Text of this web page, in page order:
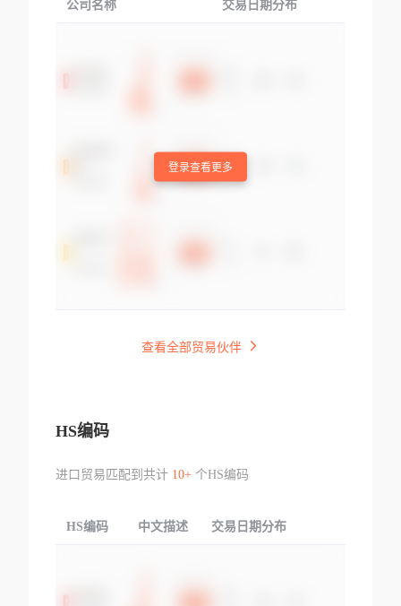
公司名称 交易日期分布
登录查看更多
查看全部贸易伙伴
HS编码
进口贸易匹配到共计 10+个HS编码
HS编码 中文描述 交易日期分布